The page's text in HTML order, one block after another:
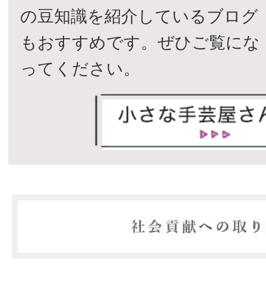
の豆知識を紹介しているブログ
もおすすめです。ぜひご覧にな
ってください。